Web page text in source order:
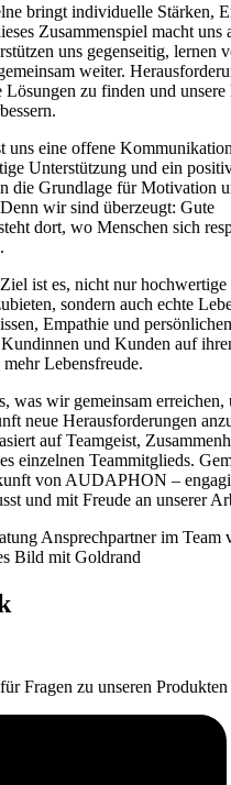
bringt individuelle Stärken,
Zusammenspiel macht uns
uns gegenseitig, lernen
weiter.
Lösungen zu finden und unsere
uns eine offene
Unterstützung und ein
die Grundlage für Motivation
wir sind überzeugt: Gute
dort, wo Menschen sich
ist es, nicht nur
sondern auch echte
Empathie und
und Kunden auf
Lebensfreude.
was wir gemeinsam erreichen,
neue Herausforderungen
auf Teamgeist,
einzelnen Teammitglieds.
von AUDAPHON –
und mit Freude an unserer
Fragen zu unseren Produkten